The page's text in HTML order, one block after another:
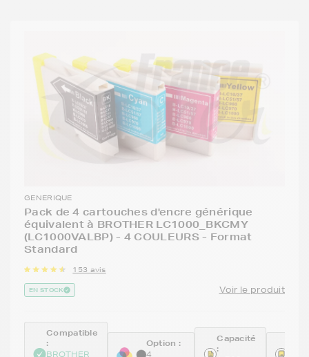
GENERIQUE
Pack de 4 cartouches d'encre générique
équivalent à BROTHER LC1000_BKCMY
(LC1000VALBP) - 4 COULEURS - Format
Standard
153 avis
EN STOCK Voir le produit
Compatible
:
BROTHER
Option :
4
Capacité
: